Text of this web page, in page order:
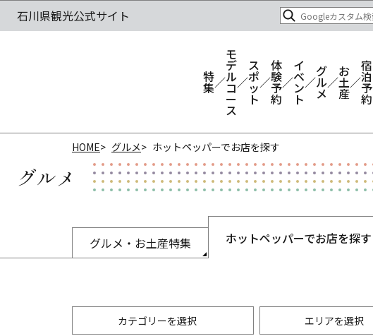
特
集
モ
デ
ル
コ
ー
ス
ス
ポ
ッ
ト
体
験
予
約
イ
ベ
ン
ト
グ
ル
メ
お
土
産
宿
泊
予
約
HOME グルメ ホットペッパーでお店を探す
グルメ
グルメ・お土産特集 ホットペッパーでお店を探す
カテゴリーを選択 エリアを選択